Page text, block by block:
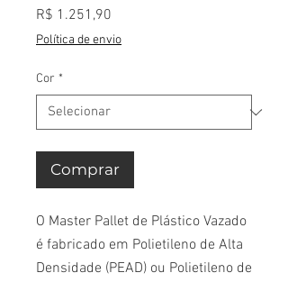
R$ 1.251,90
Política de envio
Cor *
Comprar
O Master Pallet de Plástico Vazado
é fabricado em Polietileno de Alta
Densidade (PEAD) ou Polietileno de